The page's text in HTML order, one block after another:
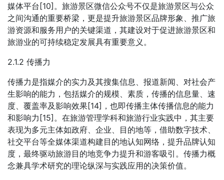
媒体平台[10]。旅游景区微信公众号不仅是旅游景区与公众
之间沟通的重要桥梁，更是提升旅游景区品牌形象、推广旅
游资源和服务用户的关键渠道，其建设对于促进旅游景区和
旅游业的可持续稳定发展具有重要意义。
2.1.2 传播力
传播力是指媒介的实力及其搜集信息、报道新闻、对社会产
生影响的能力，包括媒介的规模、素质，传播的信息量、速
度、覆盖率及影响效果[14]，也即传播主体传播信息的能力
和影响力[15]。在旅游管理学科和旅游行业实践中，其主要
表现为多元主体如政府、企业、目的地等，借助数字技术、
社交平台等全媒体渠道构建目的地认知网络，提升品牌认知
度，最终驱动旅游目的地竞争力提升和游客吸引。传播力概
念兼具学术研究的理论纵深与实践应用的决策价值。